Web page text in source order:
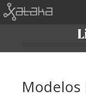
Modelos